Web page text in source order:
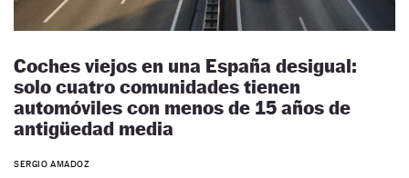
Coches viejos en una España desigual:
solo cuatro comunidades tienen
automóviles con menos de 15 años de
antigüedad media
SERGIO AMADOZ